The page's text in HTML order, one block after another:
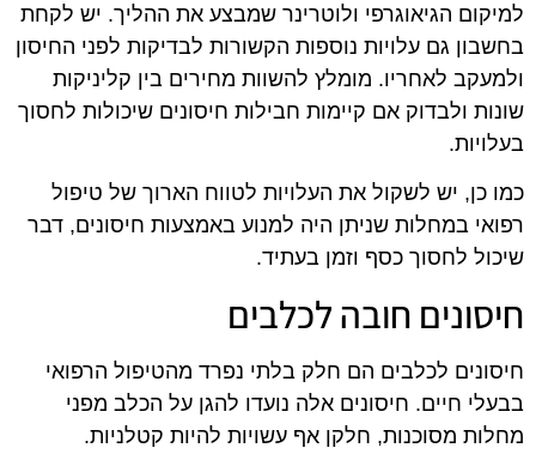
למיקום הגיאוגרפי ולוטרינר שמבצע את ההליך. יש לקחת
בחשבון גם עלויות נוספות הקשורות לבדיקות לפני החיסון
ולמעקב לאחריו. מומלץ להשוות מחירים בין קליניקות
שונות ולבדוק אם קיימות חבילות חיסונים שיכולות לחסוך
בעלויות.
כמו כן, יש לשקול את העלויות לטווח הארוך של טיפול
רפואי במחלות שניתן היה למנוע באמצעות חיסונים, דבר
שיכול לחסוך כסף וזמן בעתיד.
חיסונים חובה לכלבים
חיסונים לכלבים הם חלק בלתי נפרד מהטיפול הרפואי
בבעלי חיים. חיסונים אלה נועדו להגן על הכלב מפני
מחלות מסוכנות, חלקן אף עשויות להיות קטלניות.